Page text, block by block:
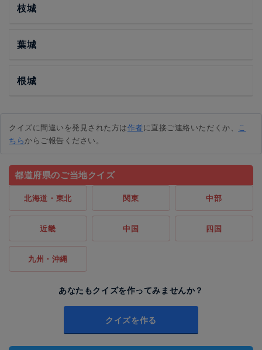
枝城
葉城
根城
クイズに間違いを発見された方は作者に直接ご連絡いただくか、 こ
ちらからご報告ください。
都道府県のご当地クイズ
北海道・東北 関東 中部
近畿 中国 四国
九州・沖縄
あなたもクイズを作ってみませんか？
クイズを作る